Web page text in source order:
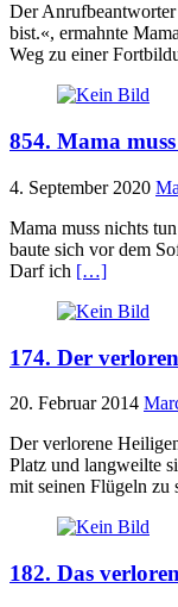
Der
bist.«, ermahnte
Weg zu einer
854. Mama
4. September 2020
Mama muss nichts
baute sich vor dem
Darf ich […]
174. Der
20. Februar 2014
Der verlorene
Platz und langweilte
mit seinen Flügeln zu
182. Das